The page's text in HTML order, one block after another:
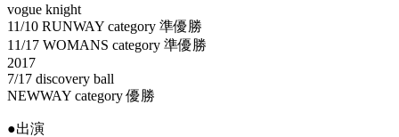
vogue knight
11/10 RUNWAY category 準優勝
11/17 WOMANS category 準優勝
2017
7/17 discovery ball
NEWWAY category 優勝
●出演